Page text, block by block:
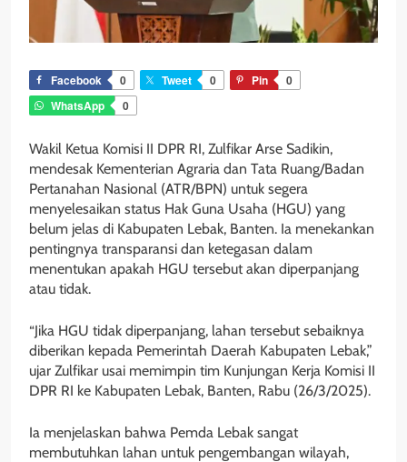
Facebook 0 Tweet 0 Pin
0
WhatsApp
0
Wakil Ketua Komisi II DPR RI, Zulfikar Arse Sadikin,
mendesak Kementerian Agraria dan Tata Ruang/Badan
Pertanahan Nasional (ATR/BPN) untuk segera
menyelesaikan status Hak Guna Usaha (HGU) yang
belum jelas di Kabupaten Lebak, Banten. Ia menekankan
pentingnya transparansi dan ketegasan dalam
menentukan apakah HGU tersebut akan diperpanjang
atau tidak.
“Jika HGU tidak diperpanjang, lahan tersebut sebaiknya
diberikan kepada Pemerintah Daerah Kabupaten Lebak,”
ujar Zulfikar usai memimpin tim Kunjungan Kerja Komisi II
DPR RI ke Kabupaten Lebak, Banten, Rabu (26/3/2025).
Ia menjelaskan bahwa Pemda Lebak sangat
membutuhkan lahan untuk pengembangan wilayah,